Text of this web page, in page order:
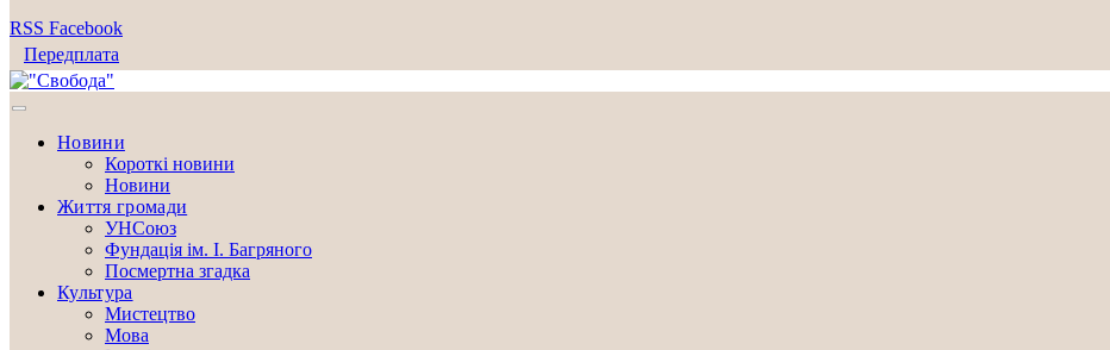
RSS Facebook
Передплата
Новини
Короткі новини
Новини
Життя громади
УНСоюз
Фундація ім. І. Багряного
Посмертна згадка
Культура
Мистецтво
Мова